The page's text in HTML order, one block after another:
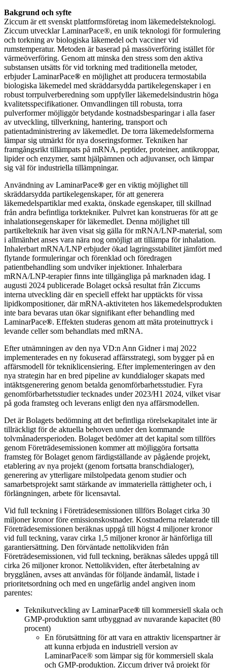
Bakgrund och syfte
Ziccum är ett svenskt plattformsföretag inom läkemedelsteknologi.
Ziccum utvecklar LaminarPace®, en unik teknologi för formulering
och torkning av biologiska läkemedel och vacciner vid
rumstemperatur. Metoden är baserad på massöverföring istället för
värmeöverföring. Genom att minska den stress som den aktiva
substansen utsätts för vid torkning med traditionella metoder,
erbjuder LaminarPace® en möjlighet att producera termostabila
biologiska läkemedel med skräddarsydda partikelegenskaper i en
robust torrpulverberedning som uppfyller läkemedelsindustrin höga
kvalitetsspecifikationer. Omvandlingen till robusta, torra
pulverformer möjliggör betydande kostnadsbesparingar i alla faser
av utveckling, tillverkning, hantering, transport och
patientadministrering av läkemedlet. De torra läkemedelsformerna
lämpar sig utmärkt för nya doseringsformer. Tekniken har
framgångsrikt tillämpats på mRNA, peptider, proteiner, antikroppar,
lipider och enzymer, samt hjälpämnen och adjuvanser, och lämpar
sig väl för industriella tillämpningar.
Användning av LaminarPace® ger en viktig möjlighet till
skräddarsydda partikelegenskaper, för att generera
läkemedelspartiklar med exakta, önskade egenskaper, till skillnad
från andra befintliga torktekniker. Pulvret kan konstrueras för att ge
inhalationsegenskaper för läkemedlet. Denna möjlighet till
partikelteknik har även visat sig gälla för mRNA/LNP-material, som
i allmänhet anses vara nära nog omöjligt att tillämpa för inhalation.
Inhalerbart mRNA/LNP erbjuder ökad lagringsstabilitet jämfört med
flytande formuleringar och förenklad och föredragen
patientbehandling som undviker injektioner. Inhalerbara
mRNA/LNP-terapier finns inte tillgängliga på marknaden idag. I
augusti 2024 publicerade Bolaget också resultat från Ziccums
interna utveckling där en speciell effekt har upptäckts för vissa
lipidkompositioner, där mRNA-aktiviteten hos läkemedelsprodukten
inte bara bevaras utan ökar signifikant efter behandling med
LaminarPace®. Effekten studeras genom att mäta proteinuttryck i
levande celler som behandlats med mRNA.
Efter utnämningen av den nya VD:n Ann Gidner i maj 2022
implementerades en ny fokuserad affärsstrategi, som bygger på en
affärsmodell för tekniklicensiering. Efter implementeringen av den
nya strategin har en bred pipeline av kunddialoger skapats med
intäktsgenerering genom betalda genomförbarhetsstudier. Fyra
genomförbarhetsstudier tecknades under 2023/H1 2024, vilket visar
på goda framsteg och leverans enligt den nya affärsmodellen.
Det är Bolagets bedömning att det befintliga rörelsekapitalet inte är
tillräckligt för de aktuella behoven under den kommande
tolvmånadersperioden. Bolaget bedömer att det kapital som tillförs
genom Företrädesemissionen kommer att möjliggöra fortsatta
framsteg för Bolaget genom färdigställande av pågående projekt,
etablering av nya projekt (genom fortsatta branschdialoger),
generering av ytterligare milstolpedata genom studier och
samarbetsprojekt samt stärkande av immateriella rättigheter och, i
förlängningen, arbete för licensavtal.
Vid full teckning i Företrädesemissionen tillförs Bolaget cirka 30
miljoner kronor före emissionskostnader. Kostnaderna relaterade till
Företrädesemissionen beräknas uppgå till högst 4 miljoner kronor
vid full teckning, varav cirka 1,5 miljoner kronor är hänförliga till
garantiersättning. Den förväntade nettolikviden från
Företrädesemissionen, vid full teckning, beräknas således uppgå till
cirka 26 miljoner kronor. Nettolikviden, efter återbetalning av
brygglånen, avses att användas för följande ändamål, listade i
prioritetsordning och med en ungefärlig andel angiven inom
parentes:
Teknikutveckling av LaminarPace® till kommersiell skala och
GMP-produktion samt utbyggnad av nuvarande kapacitet (80
procent)
En förutsättning för att vara en attraktiv licenspartner är
att kunna erbjuda en industriell version av
LaminarPace® som lämpar sig för kommersiell skala
och GMP-produktion. Ziccum driver två projekt för